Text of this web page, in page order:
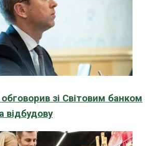
зі Світовим банком
відбудову